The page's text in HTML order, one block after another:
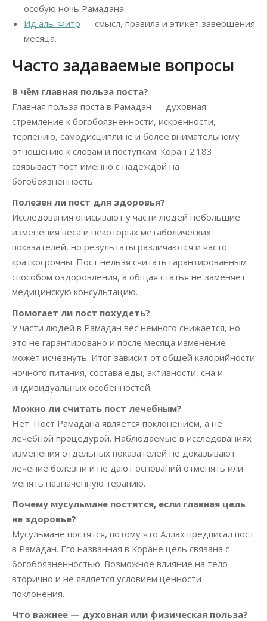
особую ночь Рамадана.
Ид аль-Фитр — смысл, правила и этикет завершения
месяца.
Часто задаваемые вопросы
В чём главная польза поста?
Главная польза поста в Рамадан — духовная:
стремление к богобоязненности, искренности,
терпению, самодисциплине и более внимательному
отношению к словам и поступкам. Коран 2:183
связывает пост именно с надеждой на
богобоязненность.
Полезен ли пост для здоровья?
Исследования описывают у части людей небольшие
изменения веса и некоторых метаболических
показателей, но результаты различаются и часто
краткосрочны. Пост нельзя считать гарантированным
способом оздоровления, а общая статья не заменяет
медицинскую консультацию.
Помогает ли пост похудеть?
У части людей в Рамадан вес немного снижается, но
это не гарантировано и после месяца изменение
может исчезнуть. Итог зависит от общей калорийности
ночного питания, состава еды, активности, сна и
индивидуальных особенностей.
Можно ли считать пост лечебным?
Нет. Пост Рамадана является поклонением, а не
лечебной процедурой. Наблюдаемые в исследованиях
изменения отдельных показателей не доказывают
лечение болезни и не дают оснований отменять или
менять назначенную терапию.
Почему мусульмане постятся, если главная цель
не здоровье?
Мусульмане постятся, потому что Аллах предписал пост
в Рамадан. Его названная в Коране цель связана с
богобоязненностью. Возможное влияние на тело
вторично и не является условием ценности
поклонения.
Что важнее — духовная или физическая польза?